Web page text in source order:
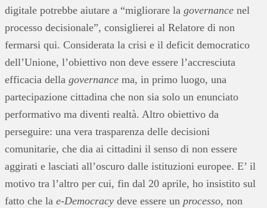
digitale potrebbe aiutare a “migliorare la governance nel
processo decisionale”, consiglierei al Relatore di non
fermarsi qui. Considerata la crisi e il deficit democratico
dell’Unione, l’obiettivo non deve essere l’accresciuta
efficacia della governance ma, in primo luogo, una
partecipazione cittadina che non sia solo un enunciato
performativo ma diventi realtà. Altro obiettivo da
perseguire: una vera trasparenza delle decisioni
comunitarie, che dia ai cittadini il senso di non essere
aggirati e lasciati all’oscuro dalle istituzioni europee. E’ il
motivo tra l’altro per cui, fin dal 20 aprile, ho insistito sul
fatto che la e-Democracy deve essere un processo, non